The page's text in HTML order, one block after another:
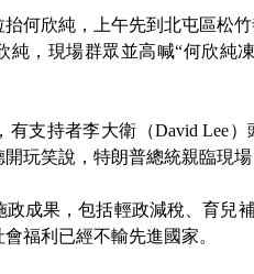
欣純，上午先到北屯區松竹
純，現場群眾並高喊“何欣純
持者李大衛（David Lee）
玩笑說，特朗普總統親臨現
果，包括輕政減稅、育兒
福利已經不輸先進國家。